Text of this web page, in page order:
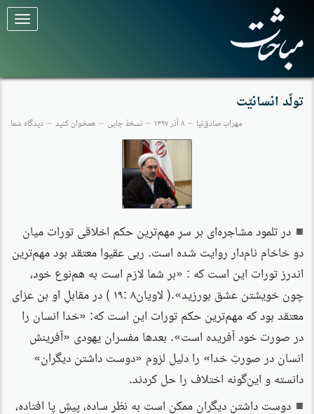
برای
تغییر
کنید
تولّد انسانیّت
مهراب صادق‌نیا ۸ آذر ۱۳۹۷ نسخهٔ چاپی همخوان کنید دیدگاه شما
در تلمود مشاجره‌ای بر سرِ مهم‌ترین حکم اخلاقی تورات میان
دو خاخام نام‌دار روایت شده است. ربی عقیوا معتقد بود مهم‌ترین
اندرز تورات این است که : «بر شما لازم است به هم‌نوع خود،
چون خویشتن عشق بورزید».( لاویان۸ :۱۹ ) در مقابلِ او بن عزای
معتقد بود که مهم‌ترین حکم تورات این است که: «خدا انسان را
در صورت خود آفریده است». بعدها مفسران یهودی «آفرینش
انسان در صورتِ خدا» را دلیل لزوم «دوست داشتن دیگران»
دانسته و این‌گونه اختلاف را حل کردند.
دوست داشتن دیگران ممکن است به نظر ساده، پیشِ پا افتاده،